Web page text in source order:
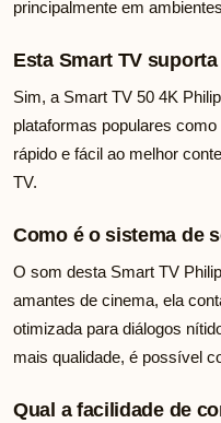
principalmente em
Esta Smart TV
Sim, a Smart TV 50 4K
plataformas populares
rápido e fácil ao melhor
TV.
Como é o sistema de
O som desta Smart TV
amantes de cinema, ela
otimizada para diálogos
mais qualidade, é possível
Qual a facilidade de